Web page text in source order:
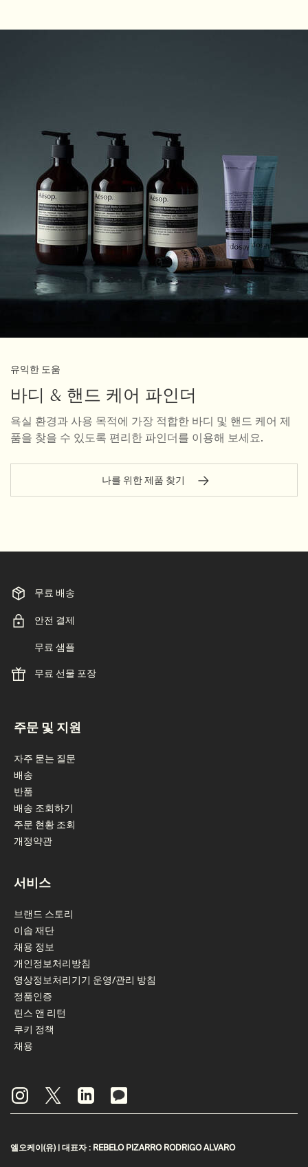
유익한 도움
바디 & 핸드 케어 파인더
욕실 환경과 사용 목적에 가장 적합한 바디 및 핸드 케어 제
품을 찾을 수 있도록 편리한 파인더를 이용해 보세요.
나를 위한 제품 찾기
무료 배송
안전 결제
무료 샘플
무료 선물 포장
주문 및 지원
자주 묻는 질문
배송
반품
배송 조회하기
주문 현황 조회
개정약관
서비스
브랜드 스토리
이솝 재단
채용 정보
개인정보처리방침
영상정보처리기기 운영/관리 방침
정품인증
린스 앤 리턴
쿠키 정책
채용
엘오케이(유) | 대표자 : REBELO PIZARRO RODRIGO ALVARO